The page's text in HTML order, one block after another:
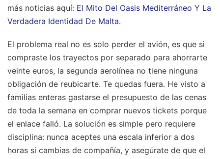
más noticias aquí: El Mito Del Oasis Mediterráneo Y La
Verdadera Identidad De Malta.
El problema real no es solo perder el avión, es que si
compraste los trayectos por separado para ahorrarte
veinte euros, la segunda aerolínea no tiene ninguna
obligación de reubicarte. Te quedas fuera. He visto a
familias enteras gastarse el presupuesto de las cenas
de toda la semana en comprar nuevos tickets porque
el enlace falló. La solución es simple pero requiere
disciplina: nunca aceptes una escala inferior a dos
horas si cambias de compañía, y asegúrate de que el